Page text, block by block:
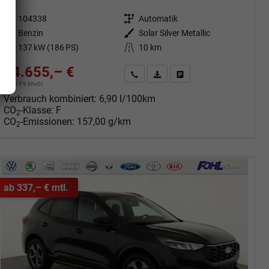
104338 Getriebe Automatik
Benzin Außenfarbe Solar Silver Metallic
137 kW (186 PS) Kilometerstand 10 km
34.655,– €
incl. 19% MwSt.
Angebot anfordern
Fahrzeugexpose (PDF)
Fahrzeug parken
Verbrauch kombiniert: 6,90 l/100km
CO2-Klasse: F
CO2-Emissionen: 157,00 g/km
ab 337,– € mtl.